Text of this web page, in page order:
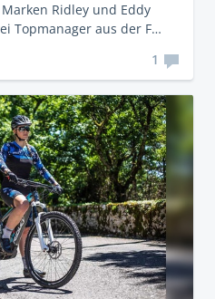
Ridley und Eddy
Topmanager aus der F…
1